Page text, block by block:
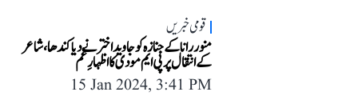
قومی خبریں
منور رانا کے جنازہ کو جاوید اختر نے دیا کندھا، شاعر
کے انتقال پر پی ایم مودی کا اظہارِ غم
15 Jan 2024, 3:41 PM